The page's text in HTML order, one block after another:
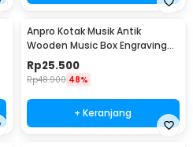
Anpro Kotak Musik Antik
Wooden Music Box Engraving
Harry Potter - ADQ0194
Rp25.500
Rp48.900 48%
+ Keranjang